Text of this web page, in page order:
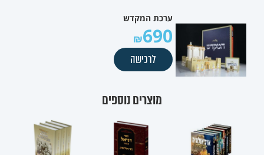
ערכת המקדש
690
לרכישה
מוצרים נוספים